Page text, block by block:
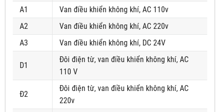
A1
Van điều khiển không khí, AC 110v
A2
Van điều khiển không khí, AC 220v
A3
Van điều khiển không khí, DC 24V
D1
Đôi điện từ, van điều khiển không khí, AC
110 V
Đ2
Đôi điện từ, van điều khiển không khí, AC
220v